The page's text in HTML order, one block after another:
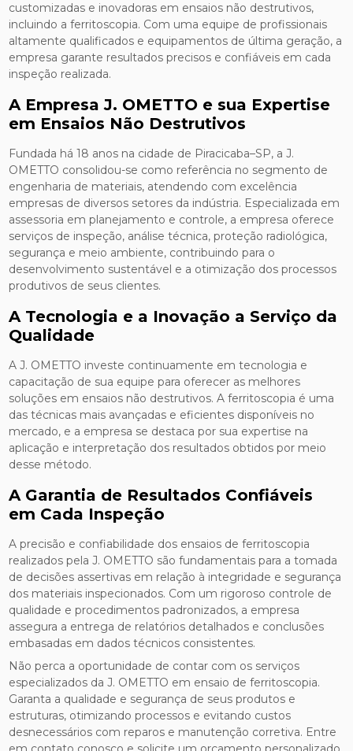
customizadas e inovadoras em ensaios não destrutivos,
incluindo a ferritoscopia. Com uma equipe de profissionais
altamente qualificados e equipamentos de última geração, a
empresa garante resultados precisos e confiáveis em cada
inspeção realizada.
A Empresa J. OMETTO e sua Expertise
em Ensaios Não Destrutivos
Fundada há 18 anos na cidade de Piracicaba–SP, a J.
OMETTO consolidou-se como referência no segmento de
engenharia de materiais, atendendo com excelência
empresas de diversos setores da indústria. Especializada em
assessoria em planejamento e controle, a empresa oferece
serviços de inspeção, análise técnica, proteção radiológica,
segurança e meio ambiente, contribuindo para o
desenvolvimento sustentável e a otimização dos processos
produtivos de seus clientes.
A Tecnologia e a Inovação a Serviço da
Qualidade
A J. OMETTO investe continuamente em tecnologia e
capacitação de sua equipe para oferecer as melhores
soluções em ensaios não destrutivos. A ferritoscopia é uma
das técnicas mais avançadas e eficientes disponíveis no
mercado, e a empresa se destaca por sua expertise na
aplicação e interpretação dos resultados obtidos por meio
desse método.
A Garantia de Resultados Confiáveis
em Cada Inspeção
A precisão e confiabilidade dos ensaios de ferritoscopia
realizados pela J. OMETTO são fundamentais para a tomada
de decisões assertivas em relação à integridade e segurança
dos materiais inspecionados. Com um rigoroso controle de
qualidade e procedimentos padronizados, a empresa
assegura a entrega de relatórios detalhados e conclusões
embasadas em dados técnicos consistentes.
Não perca a oportunidade de contar com os serviços
especializados da J. OMETTO em ensaio de ferritoscopia.
Garanta a qualidade e segurança de seus produtos e
estruturas, otimizando processos e evitando custos
desnecessários com reparos e manutenção corretiva. Entre